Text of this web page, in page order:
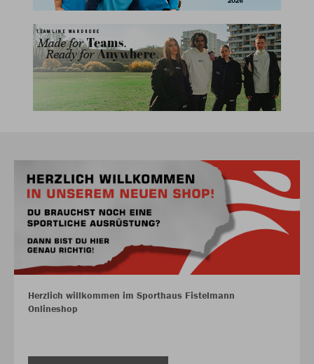
Herzlich willkommen im Sporthaus Fistelmann
Onlineshop